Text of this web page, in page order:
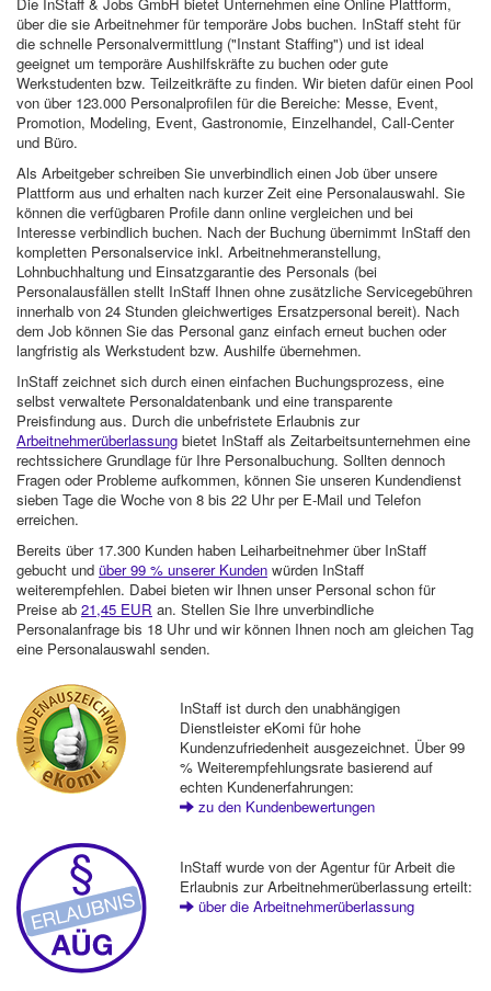
über die sie Arbeitnehmer für temporäre Jobs buchen. InStaff steht für
die schnelle Personalvermittlung ("Instant Staffing") und ist ideal
geeignet um temporäre Aushilfskräfte zu buchen oder gute
Werkstudenten bzw. Teilzeitkräfte zu finden. Wir bieten dafür einen Pool
von über 123.000 Personalprofilen für die Bereiche: Messe, Event,
Promotion, Modeling, Event, Gastronomie, Einzelhandel, Call-Center
und Büro.
Als Arbeitgeber schreiben Sie unverbindlich einen Job über unsere
Plattform aus und erhalten nach kurzer Zeit eine Personalauswahl. Sie
können die verfügbaren Profile dann online vergleichen und bei
Interesse verbindlich buchen. Nach der Buchung übernimmt InStaff den
kompletten Personalservice inkl. Arbeitnehmeranstellung,
Lohnbuchhaltung und Einsatzgarantie des Personals (bei
Personalausfällen stellt InStaff Ihnen ohne zusätzliche Servicegebühren
innerhalb von 24 Stunden gleichwertiges Ersatzpersonal bereit). Nach
dem Job können Sie das Personal ganz einfach erneut buchen oder
langfristig als Werkstudent bzw. Aushilfe übernehmen.
InStaff zeichnet sich durch einen einfachen Buchungsprozess, eine
selbst verwaltete Personaldatenbank und eine transparente
Preisfindung aus. Durch die unbefristete Erlaubnis zur
Arbeitnehmerüberlassung bietet InStaff als Zeitarbeitsunternehmen eine
rechtssichere Grundlage für Ihre Personalbuchung. Sollten dennoch
Fragen oder Probleme aufkommen, können Sie unseren Kundendienst
sieben Tage die Woche von 8 bis 22 Uhr per E-Mail und Telefon
erreichen.
Bereits über 17.300 Kunden haben Leiharbeitnehmer über InStaff
gebucht und über 99 % unserer Kunden würden InStaff
weiterempfehlen. Dabei bieten wir Ihnen unser Personal schon für
Preise ab 21,45 EUR an. Stellen Sie Ihre unverbindliche
Personalanfrage bis 18 Uhr und wir können Ihnen noch am gleichen Tag
eine Personalauswahl senden.
InStaff ist durch den unabhängigen
Dienstleister eKomi für hohe
Kundenzufriedenheit ausgezeichnet. Über 99
% Weiterempfehlungsrate basierend auf
echten Kundenerfahrungen:
zu den Kundenbewertungen
InStaff wurde von der Agentur für Arbeit die
Erlaubnis zur Arbeitnehmerüberlassung erteilt:
über die Arbeitnehmerüberlassung